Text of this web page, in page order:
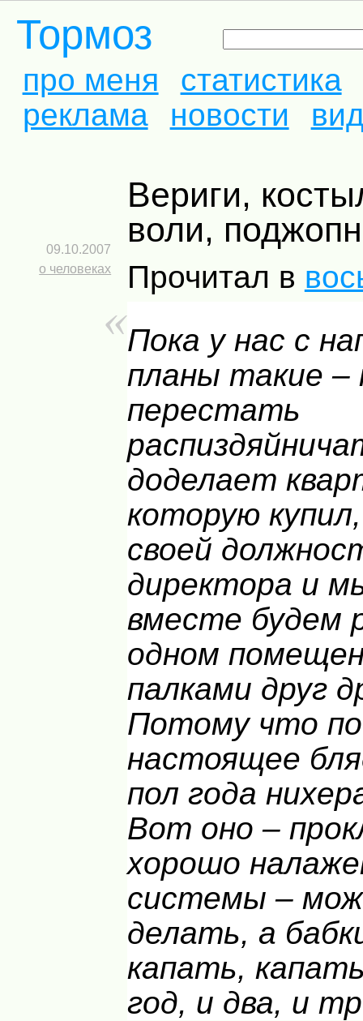
Тормоз
про меня
статистика
реклама
новости
Вериги, костыли для
воли,
09.10.2007
о человеках
Прочитал в
Пока у нас с
планы такие –
перестать
доделает
которую
своей
директора и
вместе будем
одном
палками друг
Потому что
настоящее
пол года
Вот оно –
хорошо
системы –
делать, а
капать,
год, и два, и